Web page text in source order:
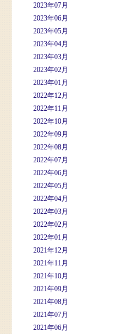
2023年07月
2023年06月
2023年05月
2023年04月
2023年03月
2023年02月
2023年01月
2022年12月
2022年11月
2022年10月
2022年09月
2022年08月
2022年07月
2022年06月
2022年05月
2022年04月
2022年03月
2022年02月
2022年01月
2021年12月
2021年11月
2021年10月
2021年09月
2021年08月
2021年07月
2021年06月